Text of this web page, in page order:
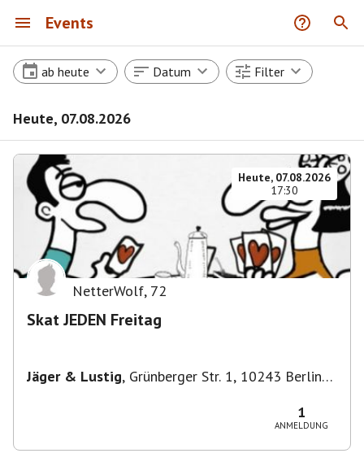
Events
ab heute Datum Filter
Heute, 07.08.2026
Heute, 07.08.2026
17:30
NetterWolf, 72
Skat JEDEN Freitag
Jäger & Lustig, Grünberger Str. 1, 10243 Berlin-
1
ANMELDUNG